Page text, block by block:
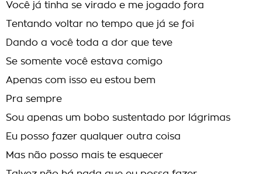
Você já tinha se virado e me jogado fora
Tentando voltar no tempo que já se foi
Dando a você toda a dor que teve
Se somente você estava comigo
Apenas com isso eu estou bem
Pra sempre
Sou apenas um bobo sustentado por lágrimas
Eu posso fazer qualquer outra coisa
Mas não posso mais te esquecer